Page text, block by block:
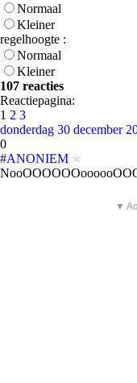
Normaal
Kleiner
regelhoogte :
Normaal
Kleiner
107 reacties
Reactiepagina:
1 2 3
donderdag 30 december
0
#ANONIEM
▼